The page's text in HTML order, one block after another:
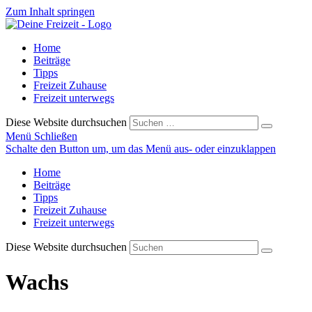
Zum Inhalt springen
Home
Beiträge
Tipps
Freizeit Zuhause
Freizeit unterwegs
Diese Website durchsuchen
Menü Schließen
Schalte den Button um, um das Menü aus- oder einzuklappen
Home
Beiträge
Tipps
Freizeit Zuhause
Freizeit unterwegs
Diese Website durchsuchen
Wachs